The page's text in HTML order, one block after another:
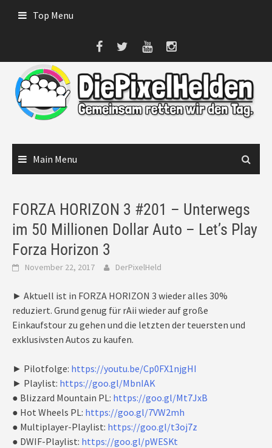
Top Menu
Main Menu
FORZA HORIZON 3 #201 – Unterwegs
im 50 Millionen Dollar Auto – Let’s Play
Forza Horizon 3
November 22, 2017 DerPixelHeld
► Aktuell ist in FORZA HORIZON 3 wieder alles 30%
reduziert. Grund genug für rAii wieder auf große
Einkaufstour zu gehen und die letzten der teuersten und
exklusivsten Autos zu kaufen.
► Pilotfolge: https://youtu.be/Cp0FX1njgHI
► Playlist: https://goo.gl/MbnIAK
● Blizzard Mountain PL: https://goo.gl/Mt7JxB
● Hot Wheels PL: https://goo.gl/7VW2mh
● Multiplayer-Playlist: https://goo.gl/t3oj7z
● DWIF-Playlist: https://goo.gl/pWESKt